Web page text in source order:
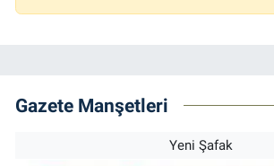
Gazete Manşetleri
Yeni Şafak